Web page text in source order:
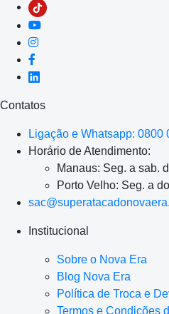
Contatos
Ligação e Whatsapp: 0800
Horário de Atendimento:
Manaus: Seg. a sab.
Porto Velho: Seg. a
Institucional
Sobre o Nova Era
Blog Nova Era
Política de Troca e
Termos e Condições